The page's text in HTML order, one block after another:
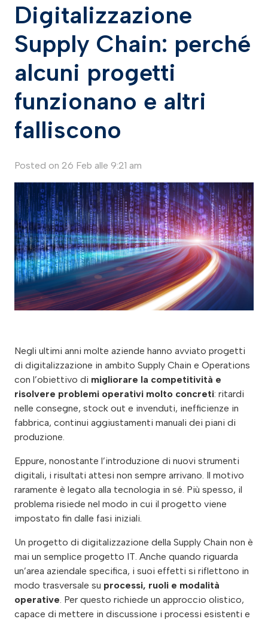
Digitalizzazione
Supply Chain: perché
alcuni progetti
funzionano e altri
falliscono
Posted on 26 Feb alle 9:21 am
Negli ultimi anni molte aziende hanno avviato progetti
di digitalizzazione in ambito Supply Chain e Operations
con l’obiettivo di migliorare la competitività e
risolvere problemi operativi molto concreti: ritardi
nelle consegne, stock out e invenduti, inefficienze in
fabbrica, continui aggiustamenti manuali dei piani di
produzione.
Eppure, nonostante l’introduzione di nuovi strumenti
digitali, i risultati attesi non sempre arrivano. Il motivo
raramente è legato alla tecnologia in sé. Più spesso, il
problema risiede nel modo in cui il progetto viene
impostato fin dalle fasi iniziali.
Un progetto di digitalizzazione della Supply Chain non è
mai un semplice progetto IT. Anche quando riguarda
un’area aziendale specifica, i suoi effetti si riflettono in
modo trasversale su processi, ruoli e modalità
operative. Per questo richiede un approccio olistico,
capace di mettere in discussione i processi esistenti e